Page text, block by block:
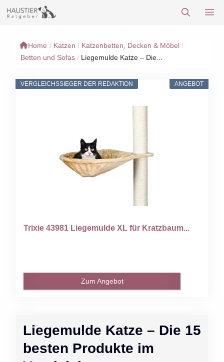
Inhalt
Home / Katzen / Katzenbetten, Decken & Möbel /
Betten und Sofas / Liegemulde Katze – Die...
Liegemulde Katze – Die 15
besten Produkte im
ANGEBOT
VERGLEICHSSIEGER DER REDAKTION
Trixie 43981 Liegemulde XL für Kratzbaum...
Zum Angebot